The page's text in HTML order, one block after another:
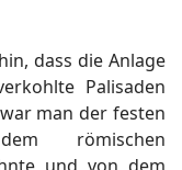
dass die Anlage
Palisaden
man der festen
römischen